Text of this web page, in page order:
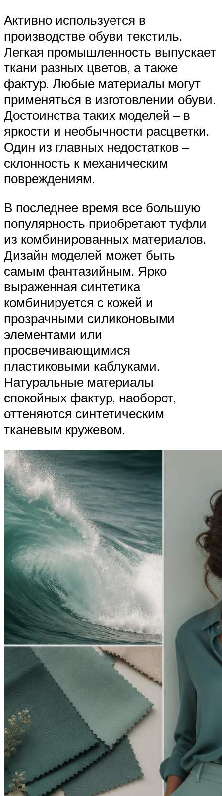
Активно используется в
производстве обуви текстиль.
Легкая промышленность выпускает
ткани разных цветов, а также
фактур. Любые материалы могут
применяться в изготовлении обуви.
Достоинства таких моделей – в
яркости и необычности расцветки.
Один из главных недостатков –
склонность к механическим
повреждениям.
В последнее время все большую
популярность приобретают туфли
из комбинированных материалов.
Дизайн моделей может быть
самым фантазийным. Ярко
выраженная синтетика
комбинируется с кожей и
прозрачными силиконовыми
элементами или
просвечивающимися
пластиковыми каблуками.
Натуральные материалы
спокойных фактур, наоборот,
оттеняются синтетическим
тканевым кружевом.